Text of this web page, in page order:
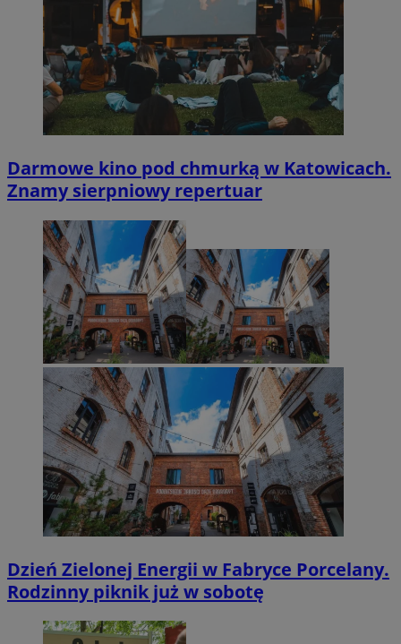
Darmowe kino pod chmurką w Katowicach.
Znamy sierpniowy repertuar
Dzień Zielonej Energii w Fabryce Porcelany.
Rodzinny piknik już w sobotę